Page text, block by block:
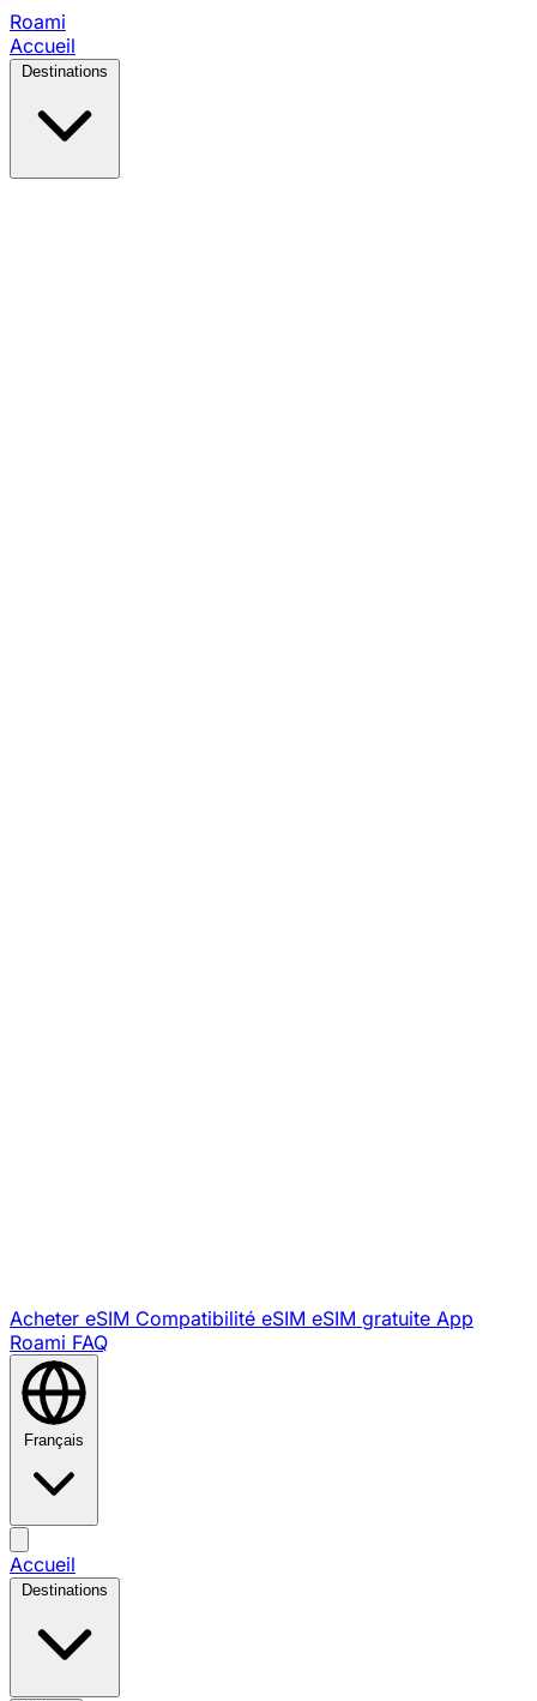
Roami
Accueil
Destinations
Acheter eSIM Compatibilité eSIM eSIM gratuite App
Roami FAQ
Français
Accueil
Destinations